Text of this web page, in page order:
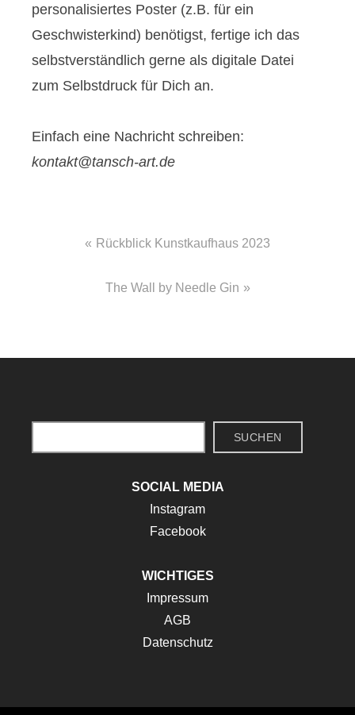
personalisiertes Poster (z.B. für ein
Geschwisterkind) benötigst, fertige ich das
selbstverständlich gerne als digitale Datei
zum Selbstdruck für Dich an.
Einfach eine Nachricht schreiben:
kontakt@tansch-art.de
Beitragsnavigation
Rückblick Kunstkaufhaus 2023
The Wall by Needle Gin
SUCHEN
SOCIAL MEDIA
Instagram
Facebook
WICHTIGES
Impressum
AGB
Datenschutz